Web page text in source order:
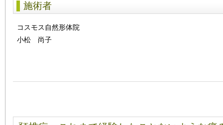
施術者
コスモス自然形体院
小松 尚子